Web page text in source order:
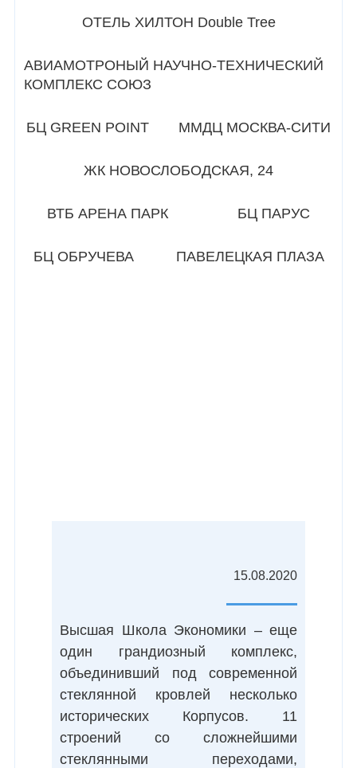
ОТЕЛЬ ХИЛТОН Double Tree
АВИАМОТРОНЫЙ НАУЧНО-ТЕХНИЧЕСКИЙ
КОМПЛЕКС СОЮЗ
БЦ GREEN POINT ММДЦ МОСКВА-СИТИ
ЖК НОВОСЛОБОДСКАЯ, 24
ВТБ АРЕНА ПАРК БЦ ПАРУС
БЦ ОБРУЧЕВА ПАВЕЛЕЦКАЯ ПЛАЗА
15.08.2020
Высшая Школа Экономики – еще
один грандиозный комплекс,
объединивший под современной
стеклянной кровлей несколько
исторических Корпусов. 11
строений со сложнейшими
стеклянными переходами,